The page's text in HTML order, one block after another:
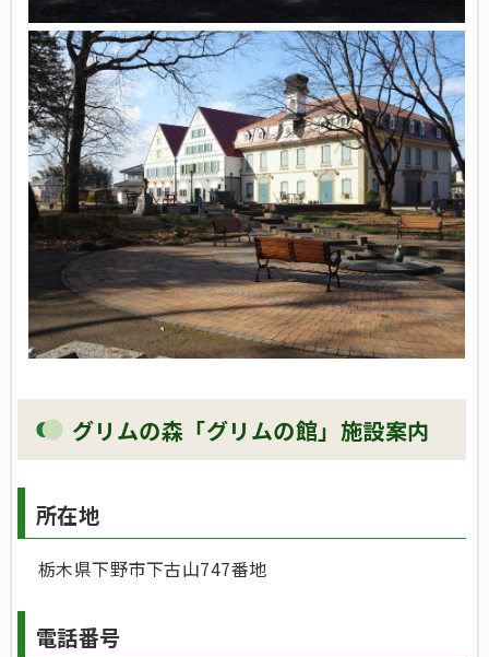
グリムの森「グリムの館」施設案内
所在地
栃木県下野市下古山747番地
電話番号